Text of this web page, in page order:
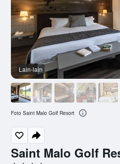
Saint Malo Golf
Lain-lain
Foto Saint Malo Golf Resort